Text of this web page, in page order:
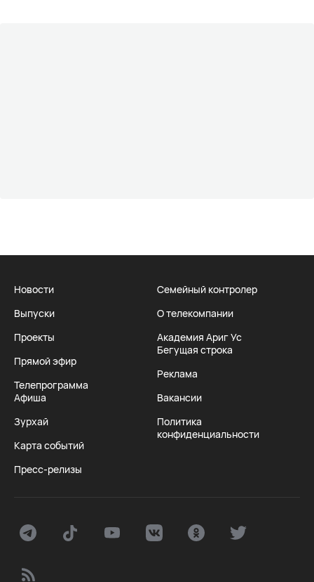
Новости
Выпуски
Проекты
Прямой эфир
Телепрограмма
Афиша
Зурхай
Карта событий
Пресс-релизы
Семейный контролер
О телекомпании
Академия Ариг Ус
Бегущая строка
Реклама
Вакансии
Политика
конфиденциальности